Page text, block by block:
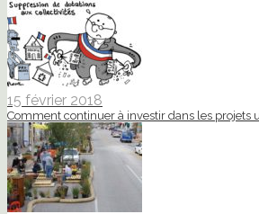
15 février 2018
Comment continuer à investir dans les projets